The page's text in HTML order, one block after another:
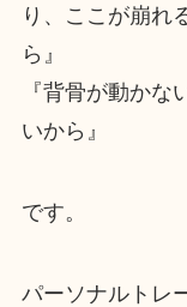
り、ここが崩れ
ら』
『背骨が動か
いから』
です。
パーソナルトレ